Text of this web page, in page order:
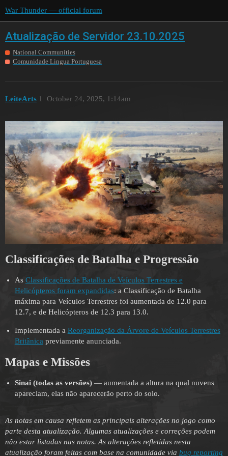
War Thunder — official forum
Atualização de Servidor 23.10.2025
National Communities
Comunidade Lingua Portuguesa
LeiteArts October 24, 2025, 1:14am
1
Classificações de Batalha e Progressão
As Classificações de Batalha de Veículos Terrestres e
Helicópteros foram expandidas: a Classificação de Batalha
máxima para Veículos Terrestres foi aumentada de 12.0 para
12.7, e de Helicópteros de 12.3 para 13.0.
Implementada a Reorganização da Árvore de Veículos Terrestres
Britânica previamente anunciada.
Mapas e Missões
Sinai (todas as versões)— aumentada a altura na qual nuvens
apareciam, elas não aparecerão perto do solo.
As notas em causa refletem as principais alterações no jogo como
parte desta atualização. Algumas atualizações e correções podem
não estar listadas nas notas. As alterações refletidas nesta
atualização foram feitas com base na comunidade via bug reporting